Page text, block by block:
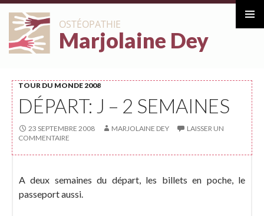
OSTÉOPATHIE
Marjolaine Dey
ALLER
AU
CONTENU
TOUR DU MONDE 2008
DÉPART: J – 2 SEMAINES
23 SEPTEMBRE 2008 MARJOLAINE DEY
LAISSER UN
COMMENTAIRE
A deux semaines du départ, les billets en poche, le
passeport aussi.